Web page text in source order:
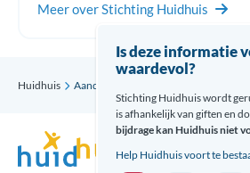
Meer over Stichting Huidhuis
Huidhuis Aandoening
Is deze informatie
waardevol?
Stichting Huidhuis wordt
is afhankelijk van giften en
bijdrage kan Huidhuis niet
Help Huidhuis voort te